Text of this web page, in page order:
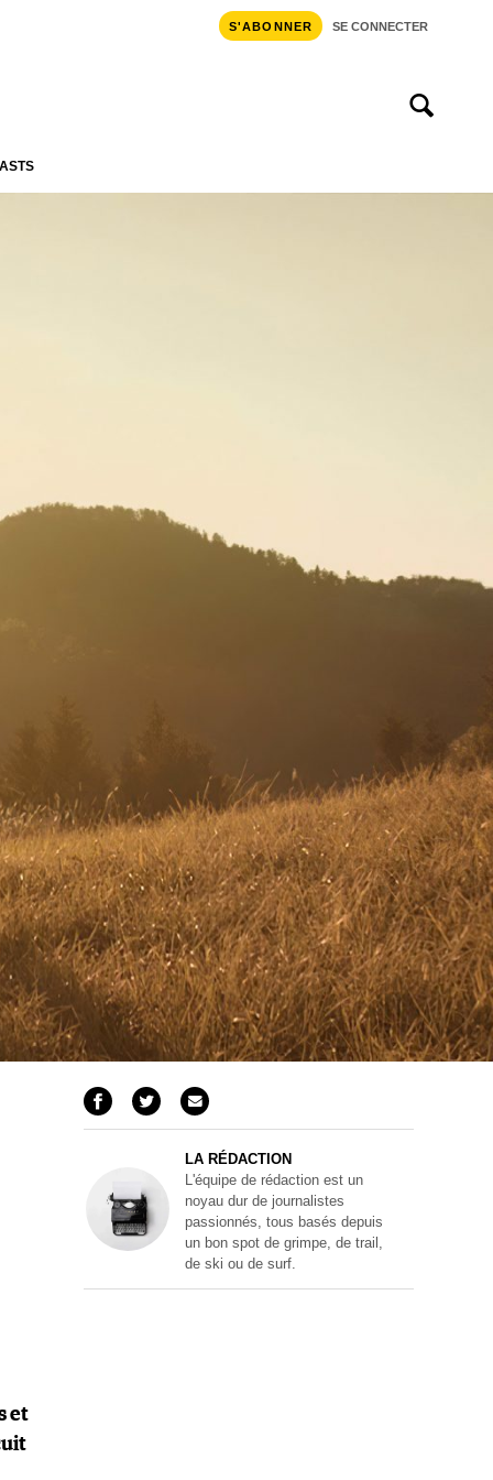
S'ABONNER SE CONNECTER
LA RÉDACTION
L'équipe de rédaction est un
noyau dur de journalistes
passionnés, tous basés depuis
un bon spot de grimpe, de trail,
de ski ou de surf.
et